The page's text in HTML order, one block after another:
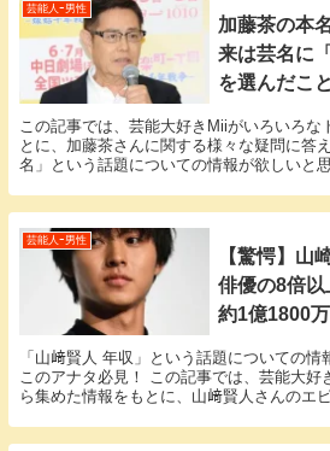
芸能人ｰ男性
加藤茶の本
来は芸名に
を選んだこ
この記事では、芸能大好きMiiがいろいろな
とに、加藤茶さんに関する様々な疑問に答
名」という話題についての情報が欲しいと
芸能人ｰ男性
【驚愕】山
俳優の8倍
約1億1800
「山﨑賢人 年収」という話題についての
このアナタ必見！ この記事では、芸能大
ら集めた情報をもとに、山﨑賢人さんのエ